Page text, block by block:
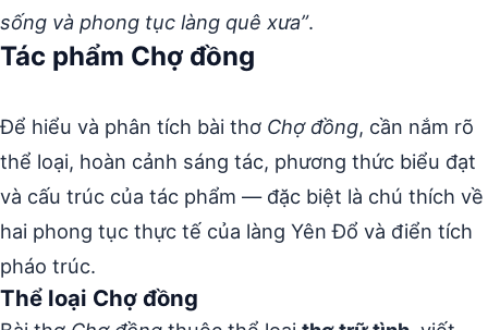
sống và phong tục làng quê xưa”.
Tác phẩm Chợ đồng
Để hiểu và phân tích bài thơ Chợ đồng, cần nắm rõ
thể loại, hoàn cảnh sáng tác, phương thức biểu đạt
và cấu trúc của tác phẩm — đặc biệt là chú thích về
hai phong tục thực tế của làng Yên Đổ và điển tích
pháo trúc.
Thể loại Chợ đồng